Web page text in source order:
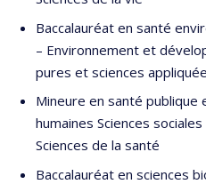
Baccalauréat en santé
– Environnement et
pures et sciences
Mineure en santé publique
humaines Sciences
Sciences de la santé
Baccalauréat en sciences